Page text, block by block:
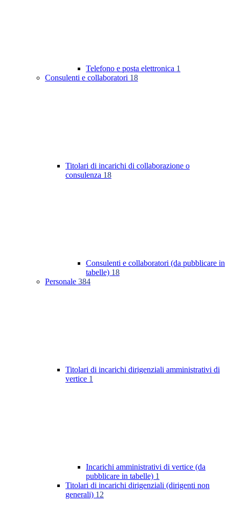
Telefono e posta elettronica 1
Consulenti e collaboratori 18
Titolari di incarichi di collaborazione o
consulenza 18
Consulenti e collaboratori (da pubblicare in
tabelle) 18
Personale 384
Titolari di incarichi dirigenziali amministrativi di
vertice 1
Incarichi amministrativi di vertice (da
pubblicare in tabelle) 1
Titolari di incarichi dirigenziali (dirigenti non
generali) 12